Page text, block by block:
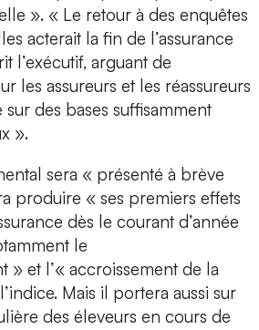
». « Le retour à des enquêtes
acterait la fin de l’assurance
l’exécutif, arguant de
les assureurs et les réassureurs
des bases suffisamment
».
sera « présenté à brève
produire « ses premiers effets
dès le courant d’année
le
» et l’« accroissement de la
Mais il portera aussi sur
des éleveurs en cours de